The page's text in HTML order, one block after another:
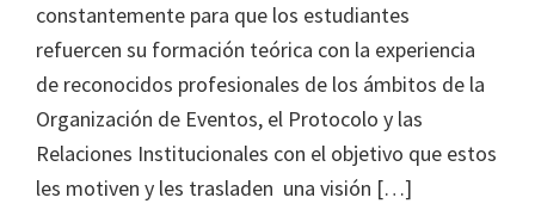
constantemente para que los estudiantes
refuercen su formación teórica con la experiencia
de reconocidos profesionales de los ámbitos de la
Organización de Eventos, el Protocolo y las
Relaciones Institucionales con el objetivo que estos
les motiven y les trasladen una visión […]